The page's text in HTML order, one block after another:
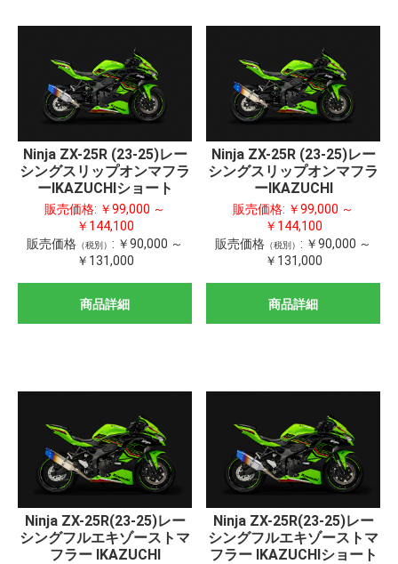
Ninja ZX-25R (23-25)レー
シングスリップオンマフラ
ーIKAZUCHIショート
販売価格: ￥99,000 ～
￥144,100
販売価格 （税別） : ￥90,000 ～
￥131,000
商品詳細
Ninja ZX-25R (23-25)レー
シングスリップオンマフラ
ーIKAZUCHI
販売価格: ￥99,000 ～
￥144,100
販売価格 （税別） : ￥90,000 ～
￥131,000
商品詳細
Ninja ZX-25R(23-25)レー
シングフルエキゾーストマ
フラー IKAZUCHI
Ninja ZX-25R(23-25)レー
シングフルエキゾーストマ
フラー IKAZUCHIショート